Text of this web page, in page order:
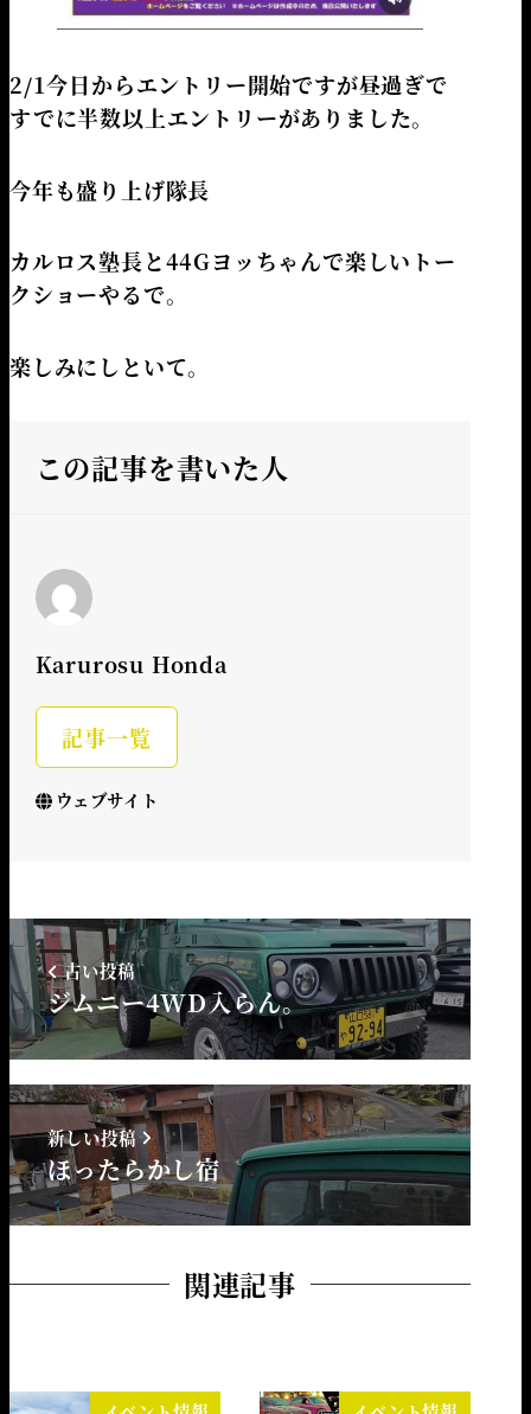
2/1今日からエントリー開始ですが昼過ぎで
すでに半数以上エントリーがありました。
今年も盛り上げ隊長
カルロス塾長と44Gヨッちゃんで楽しいトー
クショーやるで。
楽しみにしといて。
この記事を書いた人
Karurosu Honda
記事一覧
ウェブサイト
古い投稿
ジムニー4WD入らん。
新しい投稿
ほったらかし宿
関連記事